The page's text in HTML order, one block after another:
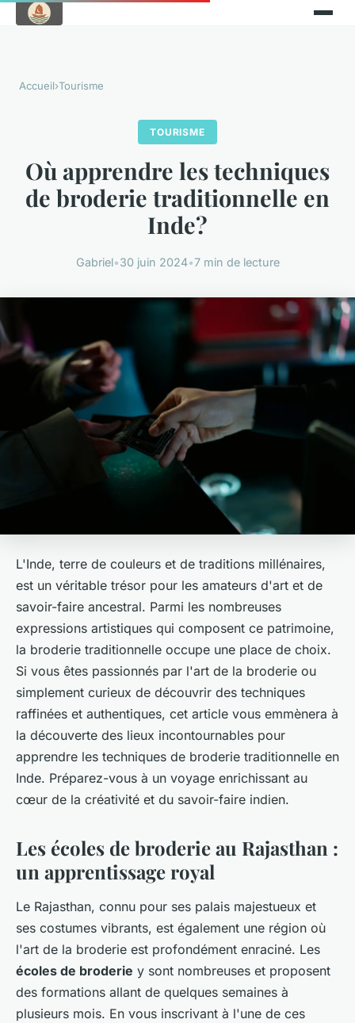
Accueil›Tourisme
TOURISME
Où apprendre les techniques
de broderie traditionnelle en
Inde?
Gabriel•30 juin 2024•7 min de lecture
L'Inde, terre de couleurs et de traditions millénaires,
est un véritable trésor pour les amateurs d'art et de
savoir-faire ancestral. Parmi les nombreuses
expressions artistiques qui composent ce patrimoine,
la broderie traditionnelle occupe une place de choix.
Si vous êtes passionnés par l'art de la broderie ou
simplement curieux de découvrir des techniques
raffinées et authentiques, cet article vous emmènera à
la découverte des lieux incontournables pour
apprendre les techniques de broderie traditionnelle en
Inde. Préparez-vous à un voyage enrichissant au
cœur de la créativité et du savoir-faire indien.
Les écoles de broderie au Rajasthan :
un apprentissage royal
Le Rajasthan, connu pour ses palais majestueux et
ses costumes vibrants, est également une région où
l'art de la broderie est profondément enraciné. Les
écoles de broderie y sont nombreuses et proposent
des formations allant de quelques semaines à
plusieurs mois. En vous inscrivant à l'une de ces